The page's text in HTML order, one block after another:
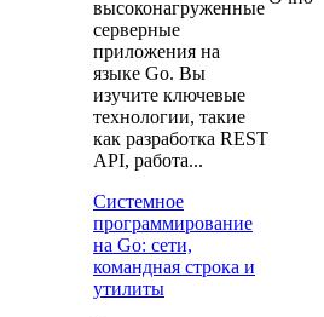
высоконагруженные
серверные
приложения на
языке Go. Вы
изучите ключевые
технологии, такие
как разработка REST
API, работа...
Системное
программирование
на Go: сети,
командная строка и
утилиты